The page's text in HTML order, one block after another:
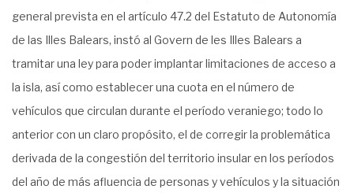
general prevista en el artículo 47.2 del Estatuto de Autonomía
de las Illes Balears, instó al Govern de les Illes Balears a
tramitar una ley para poder implantar limitaciones de acceso a
la isla, así como establecer una cuota en el número de
vehículos que circulan durante el período veraniego; todo lo
anterior con un claro propósito, el de corregir la problemática
derivada de la congestión del territorio insular en los períodos
del año de más afluencia de personas y vehículos y la situación